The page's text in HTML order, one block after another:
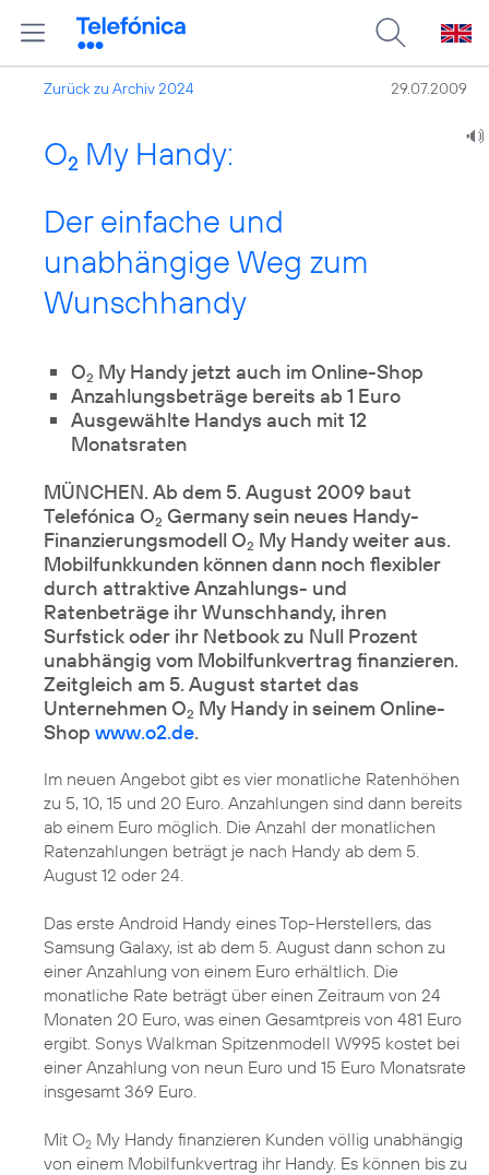
Zurück zu Archiv 2024 29.07.2009
O2 My Handy:
Der einfache und
unabhängige Weg zum
Wunschhandy
O2 My Handy jetzt auch im Online-Shop
Anzahlungsbeträge bereits ab 1 Euro
Ausgewählte Handys auch mit 12
Monatsraten
MÜNCHEN. Ab dem 5. August 2009 baut
Telefónica O2 Germany sein neues Handy-
Finanzierungsmodell O2 My Handy weiter aus.
Mobilfunkkunden können dann noch flexibler
durch attraktive Anzahlungs- und
Ratenbeträge ihr Wunschhandy, ihren
Surfstick oder ihr Netbook zu Null Prozent
unabhängig vom Mobilfunkvertrag finanzieren.
Zeitgleich am 5. August startet das
Unternehmen O2 My Handy in seinem Online-
Shop www.o2.de.
Im neuen Angebot gibt es vier monatliche Ratenhöhen
zu 5, 10, 15 und 20 Euro. Anzahlungen sind dann bereits
ab einem Euro möglich. Die Anzahl der monatlichen
Ratenzahlungen beträgt je nach Handy ab dem 5.
August 12 oder 24.
Das erste Android Handy eines Top-Herstellers, das
Samsung Galaxy, ist ab dem 5. August dann schon zu
einer Anzahlung von einem Euro erhältlich. Die
monatliche Rate beträgt über einen Zeitraum von 24
Monaten 20 Euro, was einen Gesamtpreis von 481 Euro
ergibt. Sonys Walkman Spitzenmodell W995 kostet bei
einer Anzahlung von neun Euro und 15 Euro Monatsrate
insgesamt 369 Euro.
Mit O2 My Handy finanzieren Kunden völlig unabhängig
von einem Mobilfunkvertrag ihr Handy. Es können bis zu